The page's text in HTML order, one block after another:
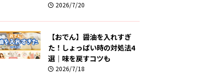
2026/7/20
【おでん】醤油を入れすぎ
た！しょっぱい時の対処法4
選｜味を戻すコツも
2026/7/18